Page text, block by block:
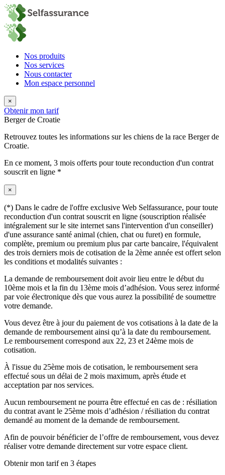
Nos produits
Nos services
Nous contacter
Mon espace personnel
×
Obtenir mon tarif
Berger de Croatie
Retrouvez toutes les informations sur les chiens de la race Berger de
Croatie.
En ce moment, 3 mois offerts pour toute reconduction d'un contrat
souscrit en ligne *
×
(*) Dans le cadre de l'offre exclusive Web Selfassurance, pour toute
reconduction d'un contrat souscrit en ligne (souscription réalisée
intégralement sur le site internet sans l'intervention d'un conseiller)
d'une assurance santé animal (chien, chat ou furet) en formule,
complète, premium ou premium plus par carte bancaire, l'équivalent
des trois derniers mois de cotisation de la 2ème année est offert selon
les conditions et modalités suivantes :
La demande de remboursement doit avoir lieu entre le début du
10ème mois et la fin du 13ème mois d’adhésion. Vous serez informé
par voie électronique dès que vous aurez la possibilité de soumettre
votre demande.
Vous devez être à jour du paiement de vos cotisations à la date de la
demande de remboursement ainsi qu’à la date du remboursement.
Le remboursement correspond aux 22, 23 et 24ème mois de
cotisation.
À l'issue du 25ème mois de cotisation, le remboursement sera
effectué sous un délai de 2 mois maximum, après étude et
acceptation par nos services.
Aucun remboursement ne pourra être effectué en cas de : résiliation
du contrat avant le 25ème mois d’adhésion / résiliation du contrat
demandé au moment de la demande de remboursement.
Afin de pouvoir bénéficier de l’offre de remboursement, vous devez
réaliser votre demande directement sur votre espace client.
Obtenir mon tarif en 3 étapes